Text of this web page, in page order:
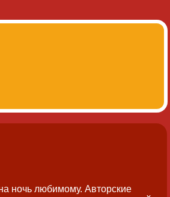
ночь любимому.Авторские